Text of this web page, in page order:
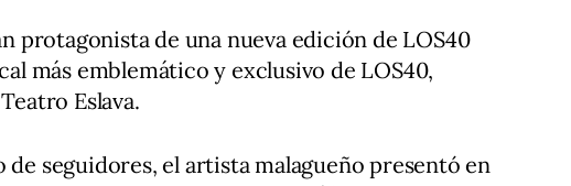
protagonista de una nueva edición de LOS40
más emblemático y exclusivo de LOS40,
Eslava.
seguidores, el artista malagueño presentó en